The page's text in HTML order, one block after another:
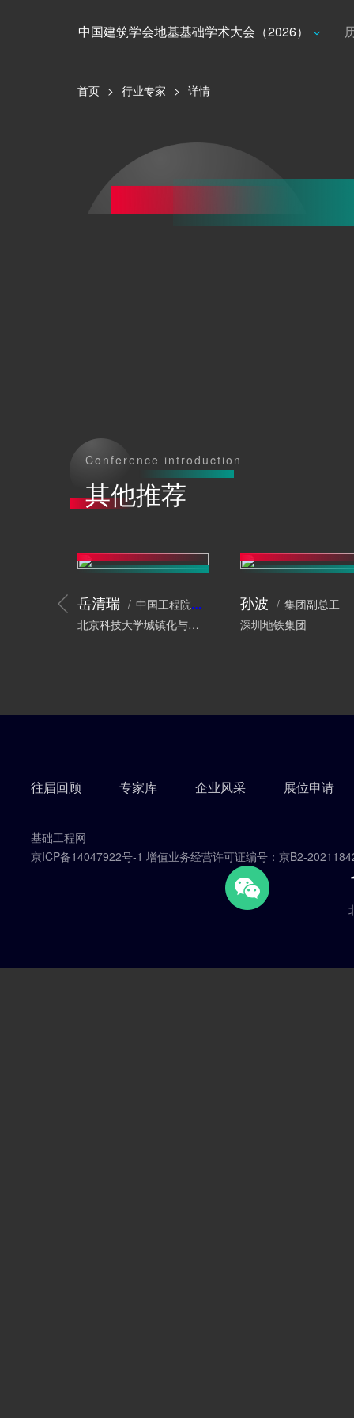
中国建筑学会地基基础学术大会（2026）
首页 > 行业专家 > 详情
Conference introduction
其他推荐
岳清瑞
中国工程院院士、工程结构专家
北京科技大学城镇化与城市安全研究院
孙波
集团副总工
深圳地铁集团
往届回顾 专家库 企业风采 展位申请
基础工程网
京ICP备14047922号-1 增值业务经营许可证编号：京B2-